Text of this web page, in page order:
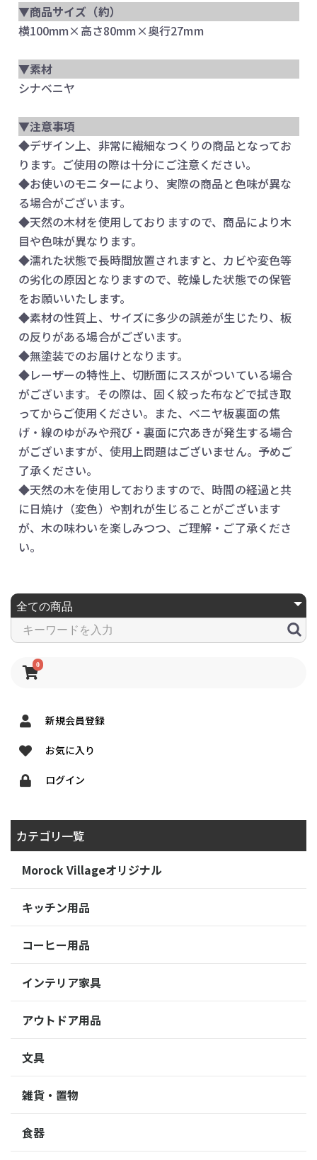
0
新規会員登録
お気に入り
ログイン
カテゴリ一覧
Morock Villageオリジナル
キッチン用品
コーヒー用品
インテリア家具
アウトドア用品
文具
雑貨・置物
食器
▼商品サイズ（約）
横100mm×高さ80mm×奥行27mm
▼素材
シナベニヤ
▼注意事項
◆デザイン上、非常に繊細なつくりの商品となってお
ります。ご使用の際は十分にご注意ください。
◆お使いのモニターにより、実際の商品と色味が異な
る場合がございます。
◆天然の木材を使用しておりますので、商品により木
目や色味が異なります。
◆濡れた状態で長時間放置されますと、カビや変色等
の劣化の原因となりますので、乾燥した状態での保管
をお願いいたします。
◆素材の性質上、サイズに多少の誤差が生じたり、板
の反りがある場合がございます。
◆無塗装でのお届けとなります。
◆レーザーの特性上、切断面にススがついている場合
がございます。その際は、固く絞った布などで拭き取
ってからご使用ください。また、ベニヤ板裏面の焦
げ・線のゆがみや飛び・裏面に穴あきが発生する場合
がございますが、使用上問題はございません。予めご
了承ください。
◆天然の木を使用しておりますので、時間の経過と共
に日焼け（変色）や割れが生じることがございます
が、木の味わいを楽しみつつ、ご理解・ご了承くださ
い。